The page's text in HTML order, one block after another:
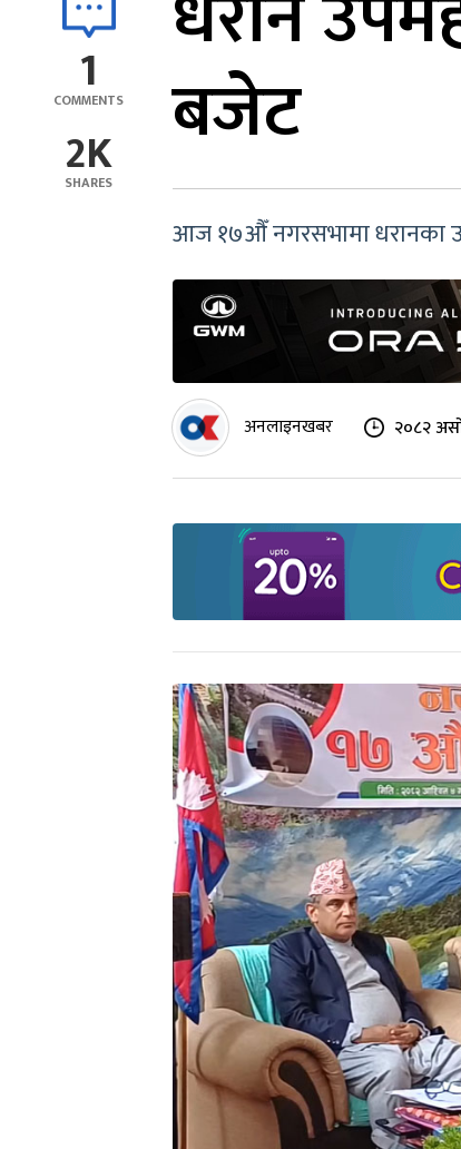
1
COMMENTS
2K
SHARES
बजेट
आज १७औँ नगरसभामा धरानका
अनलाइनखबर २०८२